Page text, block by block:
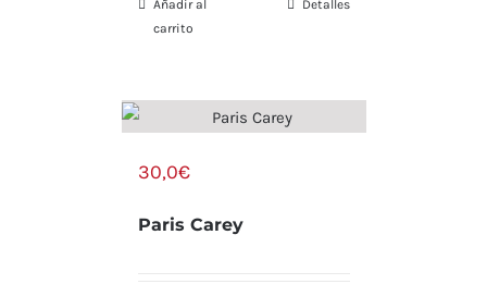
Añadir al
carrito
Detalles
30,0€
Paris Carey